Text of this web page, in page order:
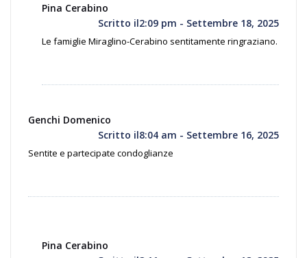
Pina Cerabino
Scritto il2:09 pm - Settembre 18, 2025
Le famiglie Miraglino-Cerabino sentitamente ringraziano.
Genchi Domenico
Scritto il8:04 am - Settembre 16, 2025
Sentite e partecipate condoglianze
Pina Cerabino